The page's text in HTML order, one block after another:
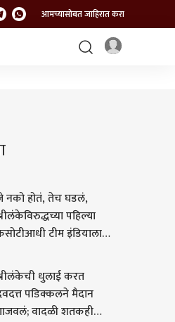
आमच्यासोबत जाहिरात करा
नको होतं, तेच घडलं,
पहिल्या
टीम इंडियाला
दुखापतीमुळे थेट
बाहेर
धुलाई करत
पडिक्कलने मैदान
वादळी शतकही